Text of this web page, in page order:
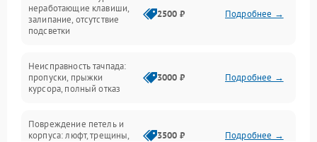
Батарея
Сеть и интернет
неработающие клавиши,
залипание, отсутствие
подсветки
2500 ₽ Подробнее →
Неисправность тачпада:
пропуски, прыжки
курсора, полный отказ
3000 ₽ Подробнее →
Повреждение петель и
корпуса: люфт, трещины,
3500 ₽ Подробнее →